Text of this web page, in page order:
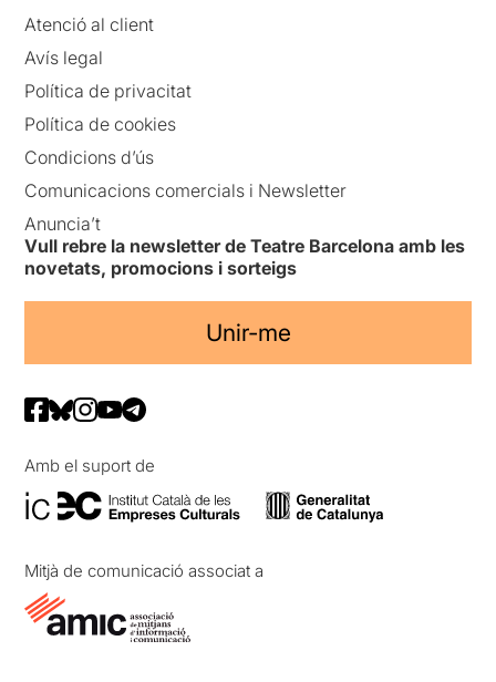
Atenció al client
Avís legal
Política de privacitat
Política de cookies
Condicions d’ús
Comunicacions comercials i Newsletter
Anuncia’t
Vull rebre la newsletter de Teatre Barcelona amb les
novetats, promocions i sorteigs
Unir-me
Amb el suport de
Mitjà de comunicació associat a